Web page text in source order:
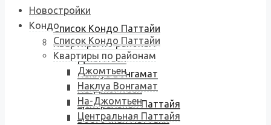
Список Кондо Паттайи
Квартиры по районам
Джомтьен
Наклуа Вонгамат
На-Джомтьен
Центральная Паттайя
Восточная Паттайя
Новостройки
Кондо
Список Кондо Паттайи
Квартиры по районам
Джомтьен
Наклуа Вонгамат
На-Джомтьен
Центральная Паттайя